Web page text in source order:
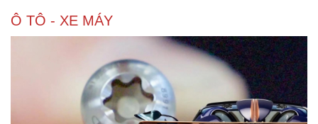
Ô TÔ - XE MÁY